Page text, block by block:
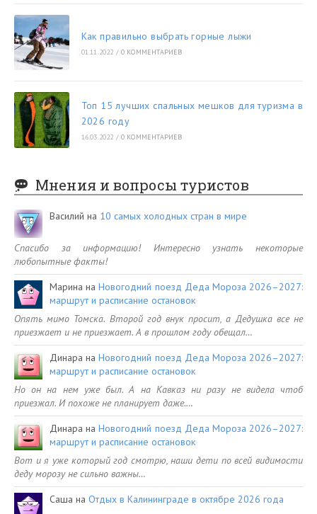
Как правильно выбрать горные лыжи
01.11.2022 / 0 КОММЕНТАРИЕВ
Топ 15 лучших спальных мешков для туризма в
2026 году
16.03.2022 / 0 КОММЕНТАРИЕВ
Мнения и вопросы туристов
Василий на 10 самых холодных стран в мире
Спасибо за информацию! Интересно узнать некоторые
любопытные факты!
Марина наНовогодний поезд Деда Мороза 2026–2027:
маршрут и расписание остановок
Опять мимо Томска. Второй год внук просит, а Дедушка все не
приезжает и не приезжает. А в прошлом году обещал…
Динара наНовогодний поезд Деда Мороза 2026–2027:
маршрут и расписание остановок
Но он на нем уже был. А на Кавказ ни разу не видела чтоб
приезжал. И похоже не планирует даже.…
Динара наНовогодний поезд Деда Мороза 2026–2027:
маршрут и расписание остановок
Вот и я уже который год смотрю, наши дети по всей видимости
деду морозу не сильно важны…
Саша на Отдых в Калининграде в октябре 2026 года